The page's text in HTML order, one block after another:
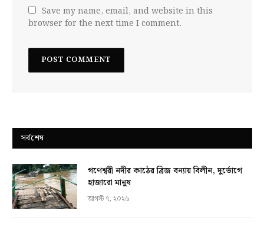
Save my name, email, and website in this
browser for the next time I comment.
সর্বশেষ
গণেশ্বরী নদীর কাঠের ব্রিজ বন্যায় বিলীন, দুর্ভোগে
হাজারো মানুষ
আগস্ট ৭, ২০২৬